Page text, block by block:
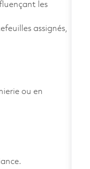
les
assignés,
ou en